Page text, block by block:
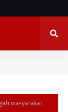
masyarakat